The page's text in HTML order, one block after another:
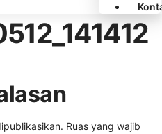
Ruas yang wajib